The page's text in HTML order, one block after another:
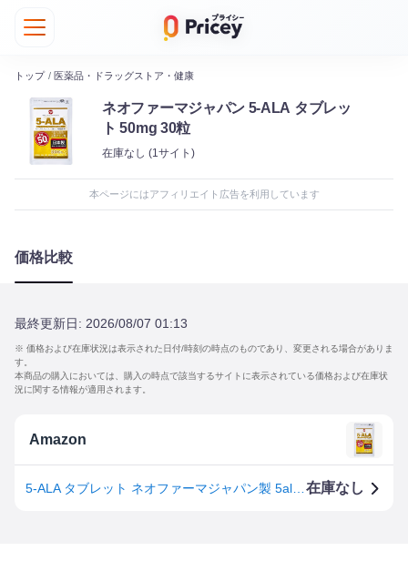
トップ / 医薬品・ドラッグストア・健康
ネオファーマジャパン 5-ALA タブレッ
ト 50mg 30粒
在庫なし (1サイト)
本ページにはアフィリエイト広告を利用しています
価格比較
最終更新日: 2026/08/07 01:13
※ 価格および在庫状況は表示された日付/時刻の時点のものであり、変更される場合がありま
す。
本商品の購入においては、購入の時点で該当するサイトに表示されている価格および在庫状
況に関する情報が適用されます。
Amazon
在庫なし